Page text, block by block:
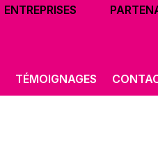
ENTREPRISES
TÉMOIGNAGES